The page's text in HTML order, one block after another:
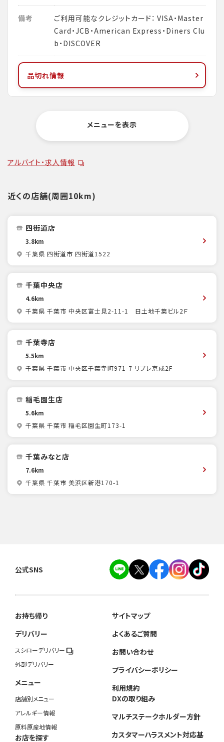
備考
ご利用可能なクレジットカード： VISA・Master
Card・JCB・American Express・Diners Clu
b・DISCOVER
品切れ情報
メニューを表示
アルバイト・求人情報
近くの店舗(周囲10km)
四街道店
3.8km
千葉県 四街道市 四街道1522
千葉中央店
4.6km
千葉県 千葉市 中央区富士見2-11-1 日土地千葉ビル2Ｆ
千葉寺店
5.5km
千葉県 千葉市 中央区千葉寺町971-7 リブレ京成2F
稲毛園生店
5.6km
千葉県 千葉市 稲毛区園生町173-1
千葉みなと店
7.6km
千葉県 千葉市 美浜区新港170-1
公式SNS
お持ち帰り
デリバリー
スシローデリバリー
外部デリバリー
メニュー
店舗別メニュー
アレルギー情報
原料原産地情報
お店を探す
サイトマップ
よくあるご質問
お問い合わせ
プライバシーポリシー
利用規約
DXの取り組み
マルチステークホルダー方針
カスタマーハラスメント対応基